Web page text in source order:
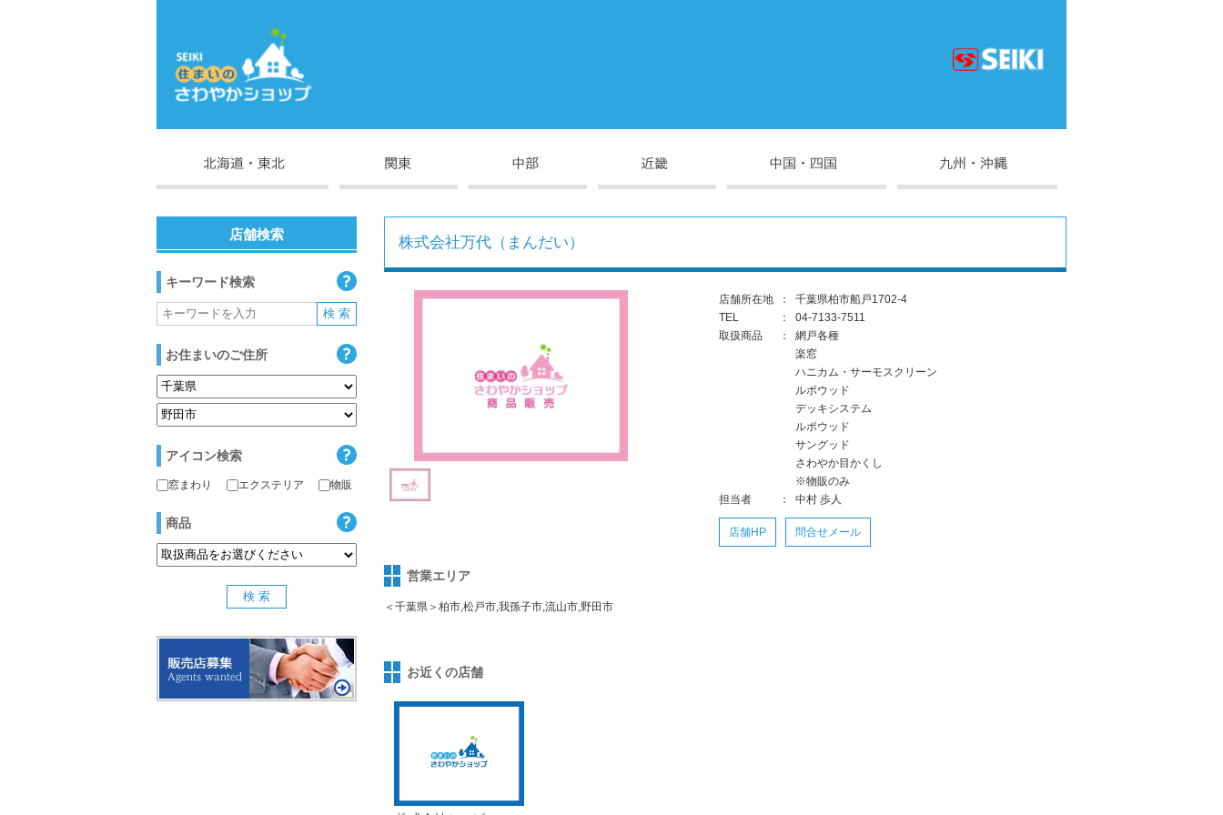
株式会社万代（まんだい）
店舗所在地 ：
千葉県柏市船戸1702-4
TEL
：
04-7133-7511
取扱商品
：
網戸各種
楽窓
ハニカム・サーモスクリーン
ルポウッド
デッキシステム
ルポウッド
サングッド
さわやか目かくし
※物販のみ
担当者
： 中村 歩人
店舗HP 問合せメール
営業エリア
＜千葉県＞柏市,松戸市,我孫子市,流山市,野田市
お近くの店舗
店舗検索
キーワード検索
お住まいのご住所
アイコン検索
窓まわり エクステリア 物販
商品